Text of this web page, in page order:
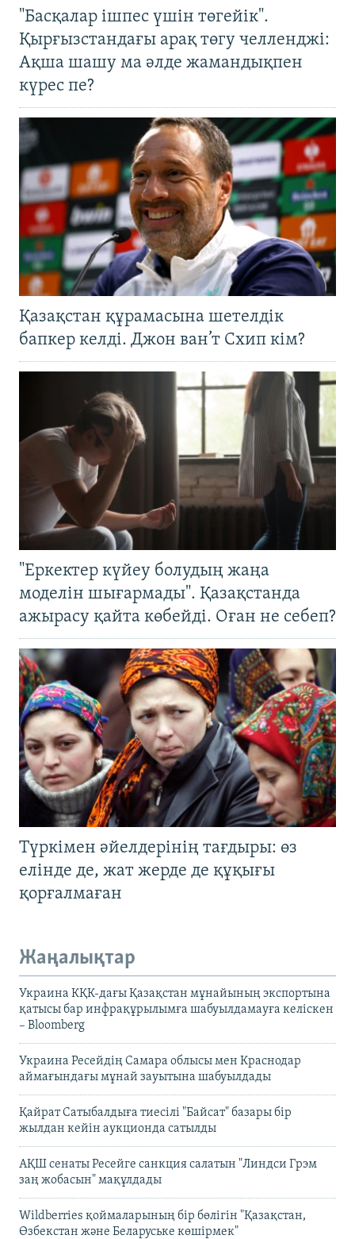
"Басқалар ішпес үшін төгейік".
Қырғызстандағы арақ төгу челленджі:
Ақша шашу ма әлде жамандықпен
күрес пе?
Қазақстан құрамасына шетелдік
бапкер келді. Джон ван’т Схип кім?
"Еркектер күйеу болудың жаңа
моделін шығармады". Қазақстанда
ажырасу қайта көбейді. Оған не себеп?
Түркімен әйелдерінің тағдыры: өз
елінде де, жат жерде де құқығы
қорғалмаған
Жаңалықтар
Украина КҚК-дағы Қазақстан мұнайының экспортына
қатысы бар инфрақұрылымға шабуылдамауға келіскен
– Bloomberg
Украина Ресейдің Самара облысы мен Краснодар
аймағындағы мұнай зауытына шабуылдады
Қайрат Сатыбалдыға тиесілі "Байсат" базары бір
жылдан кейін аукционда сатылды
АҚШ сенаты Ресейге санкция салатын "Линдси Грэм
заң жобасын" мақұлдады
Wildberries қоймаларының бір бөлігін "Қазақстан,
Өзбекстан және Беларуське көшірмек"